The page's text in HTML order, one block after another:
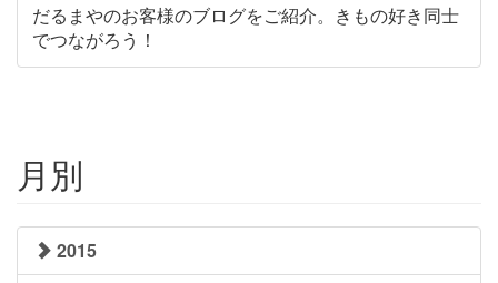
だるまやのお客様のブログをご紹介。きもの好き同士
でつながろう！
月別
2015